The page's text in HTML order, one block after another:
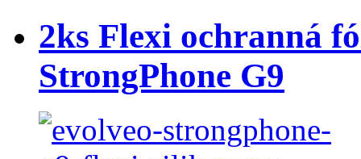
2ks Flexi ochranná
StrongPhone G9